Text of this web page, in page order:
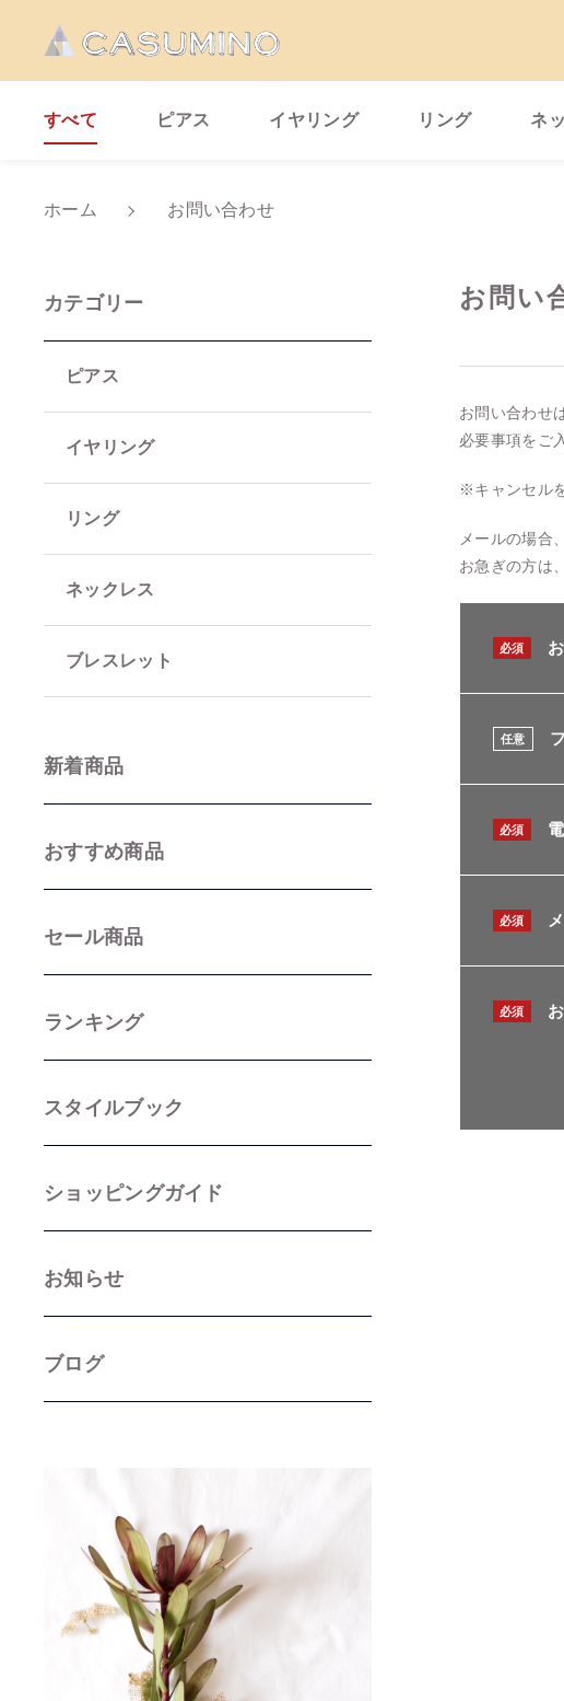
すべて ピアス イヤリング リング ネ
ホーム お問い合わせ
お問い
お問い合わせ
必要事項をご
※キャンセル
メールの場合
お急ぎの方は
必須
任意
必須
必須
必須
カテゴリー
ピアス
イヤリング
リング
ネックレス
ブレスレット
新着商品
おすすめ商品
セール商品
ランキング
スタイルブック
ショッピングガイド
お知らせ
ブログ
～